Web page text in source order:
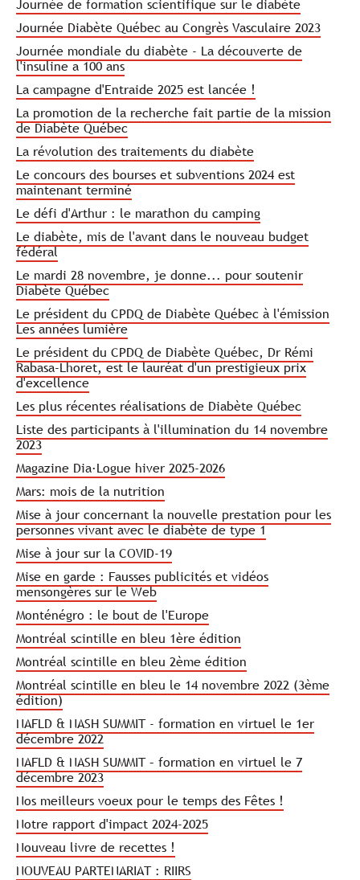
Journée de formation scientifique sur le diabète
Journée Diabète Québec au Congrès Vasculaire 2023
Journée mondiale du diabète - La découverte de
l'insuline a 100 ans
La campagne d'Entraide 2025 est lancée !
La promotion de la recherche fait partie de la mission
de Diabète Québec
La révolution des traitements du diabète
Le concours des bourses et subventions 2024 est
maintenant terminé
Le défi d'Arthur : le marathon du camping
Le diabète, mis de l'avant dans le nouveau budget
fédéral
Le mardi 28 novembre, je donne... pour soutenir
Diabète Québec
Le président du CPDQ de Diabète Québec à l'émission
Les années lumière
Le président du CPDQ de Diabète Québec, Dr Rémi
Rabasa-Lhoret, est le lauréat d'un prestigieux prix
d'excellence
Les plus récentes réalisations de Diabète Québec
Liste des participants à l'illumination du 14 novembre
2023
Magazine Dia·Logue hiver 2025-2026
Mars: mois de la nutrition
Mise à jour concernant la nouvelle prestation pour les
personnes vivant avec le diabète de type 1
Mise à jour sur la COVID-19
Mise en garde : Fausses publicités et vidéos
mensongères sur le Web
Monténégro : le bout de l'Europe
Montréal scintille en bleu 1ère édition
Montréal scintille en bleu 2ème édition
Montréal scintille en bleu le 14 novembre 2022 (3ème
édition)
NAFLD & NASH SUMMIT - formation en virtuel le 1er
décembre 2022
NAFLD & NASH SUMMIT – formation en virtuel le 7
décembre 2023
Nos meilleurs voeux pour le temps des Fêtes !
Notre rapport d'impact 2024-2025
Nouveau livre de recettes !
NOUVEAU PARTENARIAT : RIIRS